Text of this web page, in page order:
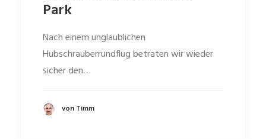
Park
Nach einem unglaublichen
Hubschrauberrundflug betraten wir wieder
sicher den…
von Timm